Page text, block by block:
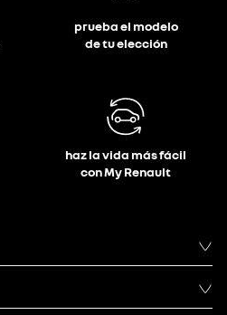
prueba el modelo
de tu elección
haz la vida más fácil
con My Renault